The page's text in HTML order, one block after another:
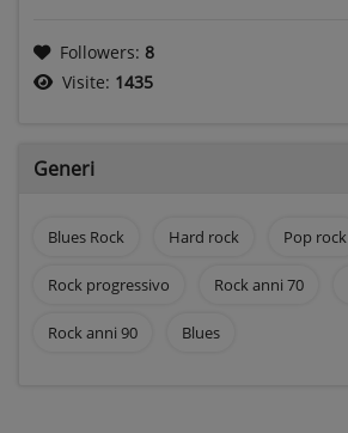
Followers: 8
Visite: 1435
Generi
Blues Rock Hard rock Pop rock
Rock progressivo Rock anni 70
Rock anni 90 Blues